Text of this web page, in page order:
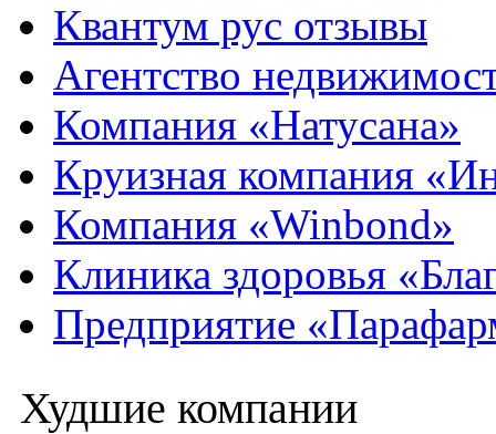
Квантум рус отзывы
Агентство
Компания «Натусана»
Круизная компания
Компания «Winbond»
Клиника здоровья
Предприятие
Худшие компании